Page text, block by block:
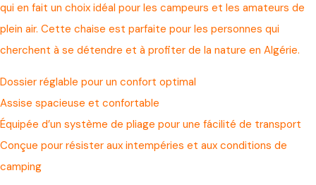
qui en fait un choix idéal pour les campeurs et les amateurs de
plein air. Cette chaise est parfaite pour les personnes qui
cherchent à se détendre et à profiter de la nature en Algérie.
Dossier réglable pour un confort optimal
Assise spacieuse et confortable
Équipée d’un système de pliage pour une fácilité de transport
Conçue pour résister aux intempéries et aux conditions de
camping